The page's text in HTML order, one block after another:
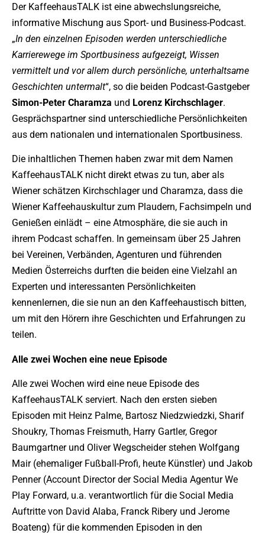
Der KaffeehausTALK ist eine abwechslungsreiche,
informative Mischung aus Sport- und Business-Podcast.
„In den einzelnen Episoden werden unterschiedliche
Karrierewege im Sportbusiness aufgezeigt, Wissen
vermittelt und vor allem durch persönliche, unterhaltsame
Geschichten untermalt“, so die beiden Podcast-Gastgeber
Simon-Peter Charamza und Lorenz Kirchschlager.
Gesprächspartner sind unterschiedliche Persönlichkeiten
aus dem nationalen und internationalen Sportbusiness.
Die inhaltlichen Themen haben zwar mit dem Namen
KaffeehausTALK nicht direkt etwas zu tun, aber als
Wiener schätzen Kirchschlager und Charamza, dass die
Wiener Kaffeehauskultur zum Plaudern, Fachsimpeln und
Genießen einlädt – eine Atmosphäre, die sie auch in
ihrem Podcast schaffen. In gemeinsam über 25 Jahren
bei Vereinen, Verbänden, Agenturen und führenden
Medien Österreichs durften die beiden eine Vielzahl an
Experten und interessanten Persönlichkeiten
kennenlernen, die sie nun an den Kaffeehaustisch bitten,
um mit den Hörern ihre Geschichten und Erfahrungen zu
teilen.
Alle zwei Wochen eine neue Episode
Alle zwei Wochen wird eine neue Episode des
KaffeehausTALK serviert. Nach den ersten sieben
Episoden mit Heinz Palme, Bartosz Niedzwiedzki, Sharif
Shoukry, Thomas Freismuth, Harry Gartler, Gregor
Baumgartner und Oliver Wegscheider stehen Wolfgang
Mair (ehemaliger Fußball-Profi, heute Künstler) und Jakob
Penner (Account Director der Social Media Agentur We
Play Forward, u.a. verantwortlich für die Social Media
Auftritte von David Alaba, Franck Ribery und Jerome
Boateng) für die kommenden Episoden in den